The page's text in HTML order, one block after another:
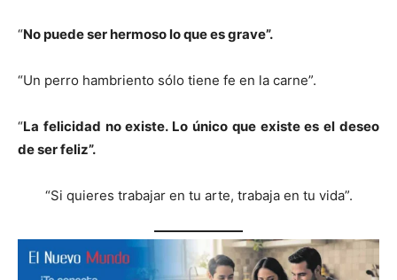
“No puede ser hermoso lo que es grave”.
“Un perro hambriento sólo tiene fe en la carne”.
“La felicidad no existe. Lo único que existe es el deseo
de ser feliz”.
“Si quieres trabajar en tu arte, trabaja en tu vida”.